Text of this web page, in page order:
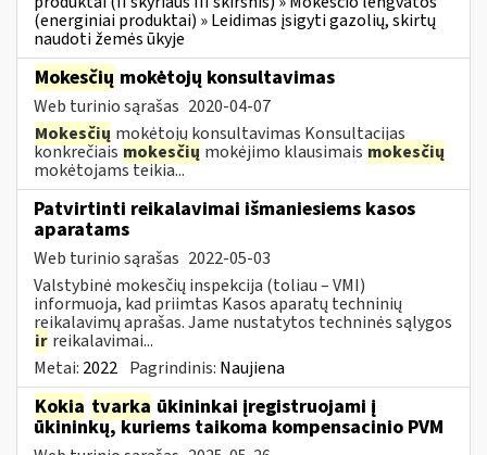
(energiniai produktai) » Leidimas įsigyti gazolių, skirtų
naudoti žemės ūkyje
Mokesčių mokėtojų konsultavimas
Web turinio sąrašas 2020-04-07
Mokesčių mokėtojų konsultavimas Konsultacijas
konkrečiais mokesčių mokėjimo klausimais mokesčių
mokėtojams teikia...
Patvirtinti reikalavimai išmaniesiems kasos
aparatams
Web turinio sąrašas 2022-05-03
Valstybinė mokesčių inspekcija (toliau – VMI)
informuoja, kad priimtas Kasos aparatų techninių
reikalavimų aprašas. Jame nustatytos techninės sąlygos
ir reikalavimai...
Metai: 2022 Pagrindinis: Naujiena
Kokia tvarka ūkininkai įregistruojami į
ūkininkų, kuriems taikoma kompensacinio PVM